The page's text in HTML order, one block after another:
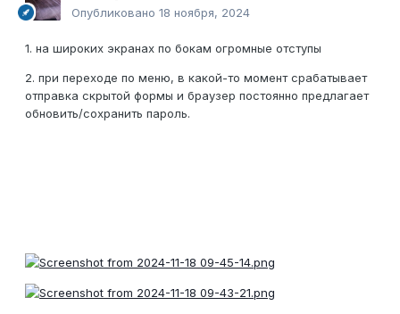
Опубликовано 18 ноября, 2024
1. на широких экранах по бокам огромные отступы
2. при переходе по меню, в какой-то момент срабатывает
отправка скрытой формы и браузер постоянно предлагает
обновить/сохранить пароль.